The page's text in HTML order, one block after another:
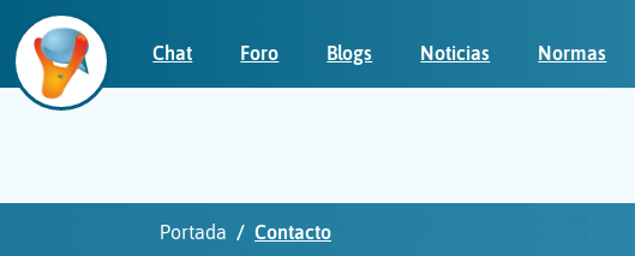
Chat Foro Blogs Noticias Normas
Portada Contacto
Iniciar